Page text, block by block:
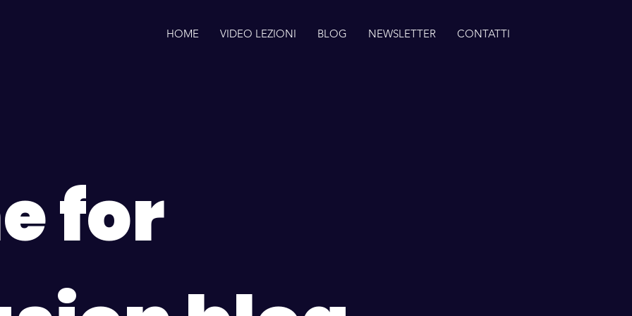
HOME VIDEO LEZIONI BLOG NEWSLETTER CONTATTI
for